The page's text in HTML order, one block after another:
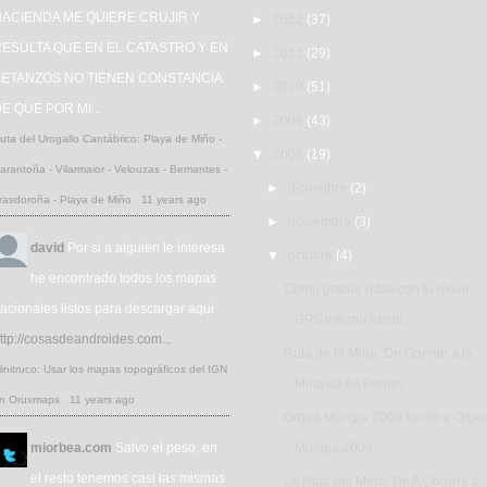
ME QUIERE CRUJIR Y
QUE EN EL CATASTRO Y EN
NO TIENEN CONSTANCIA
QUE POR MI...
del Urogallo Cantábrico: Playa de Miño -
- Vilarmaior - Velouzas - Bemantes -
- Playa de Miño · 11 years ago
david Por si a alguien le interesa
he encontrado todos los mapas
listos para descargar aqui
cosasdeandroides.com...
Usar los mapas topográficos del IGN
Oruxmaps · 11 years ago
miorbea.com Salvo el peso, en
el resto tenemos casi las mismas
► (37)
► (29)
► (51)
► (43)
▼ (19)
► (2)
► (3)
▼ (4)